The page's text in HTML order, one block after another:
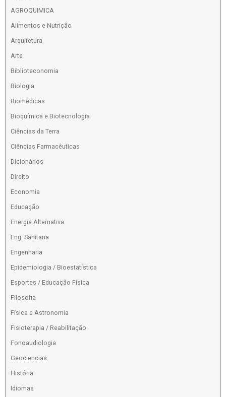
AGROQUIMICA
Alimentos e Nutrição
Arquitetura
Arte
Biblioteconomia
Biologia
Biomédicas
Bioquímica e Biotecnologia
Ciências da Terra
Ciências Farmacêuticas
Dicionários
Direito
Economia
Educação
Energia Alternativa
Eng. Sanitaria
Engenharia
Epidemiologia / Bioestatística
Esportes / Educação Física
Filosofia
Física e Astronomia
Fisioterapia / Reabilitação
Fonoaudiologia
Geociencias
História
Idiomas